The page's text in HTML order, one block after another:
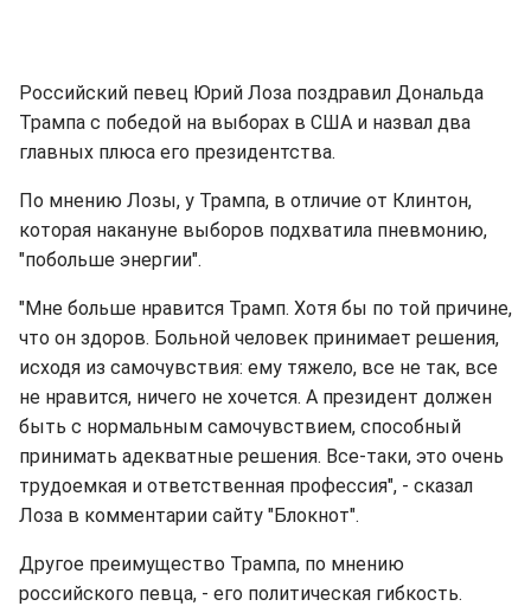
Российский певец Юрий Лоза поздравил Дональда
Трампа с победой на выборах в США и назвал два
главных плюса его президентства.
По мнению Лозы, у Трампа, в отличие от Клинтон,
которая накануне выборов подхватила пневмонию,
"побольше энергии".
"Мне больше нравится Трамп. Хотя бы по той причине,
что он здоров. Больной человек принимает решения,
исходя из самочувствия: ему тяжело, все не так, все
не нравится, ничего не хочется. А президент должен
быть с нормальным самочувствием, способный
принимать адекватные решения. Все-таки, это очень
трудоемкая и ответственная профессия", - сказал
Лоза в комментарии сайту "Блокнот".
Другое преимущество Трампа, по мнению
российского певца, - его политическая гибкость.